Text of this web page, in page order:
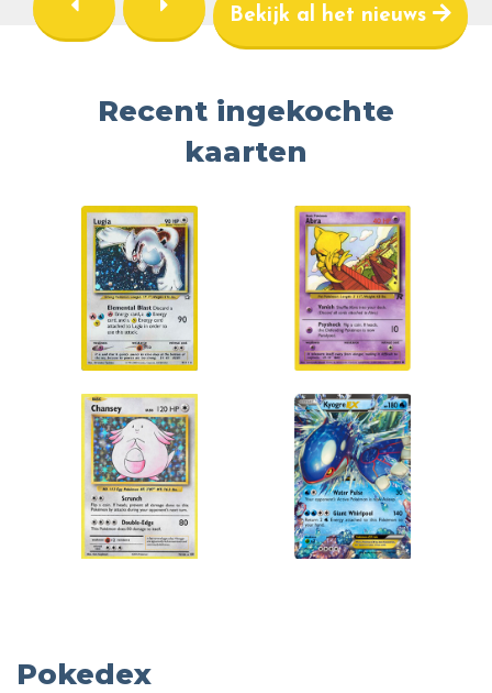
Bekijk al het nieuws
Recent ingekochte
kaarten
Pokedex